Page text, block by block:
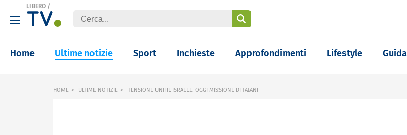
LIBERO /
Home Ultime notizie Sport Inchieste Approfondimenti Lifestyle
HOME ULTIME NOTIZIE TENSIONE UNIFIL ISRAELE. OGGI MISSIONE DI TAJANI